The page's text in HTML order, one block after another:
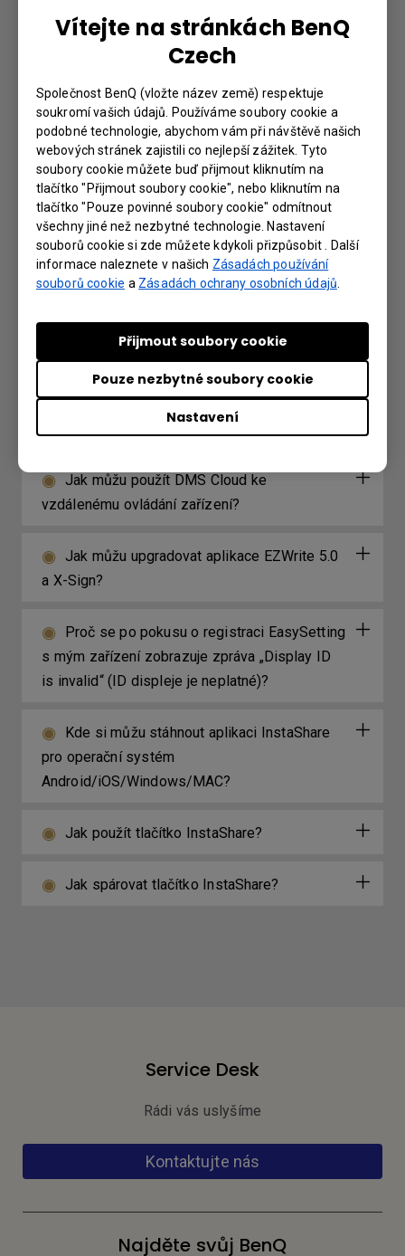
Vítejte na stránkách BenQ
Czech
Společnost BenQ (vložte název země) respektuje
soukromí vašich údajů. Používáme soubory cookie a
podobné technologie, abychom vám při návštěvě našich
webových stránek zajistili co nejlepší zážitek. Tyto
soubory cookie můžete buď přijmout kliknutím na
tlačítko "Přijmout soubory cookie", nebo kliknutím na
tlačítko "Pouze povinné soubory cookie" odmítnout
všechny jiné než nezbytné technologie. Nastavení
souborů cookie si zde můžete kdykoli přizpůsobit . Další
informace naleznete v našich Zásadách používání
souborů cookie a Zásadách ochrany osobních údajů
Nastavení
Pouze nezbytné soubory cookie
Přijmout soubory cookie
Further Query
Proč se na zařízení nezobrazuje „Display
ID“ (ID displeje)?
Jaký je rozdíl mezi DMS Cloud a DMS
Local?
Jaké možnosti/funkce je možné ovládat
pomocí DMS Local?
Jak můžu přidat zařízení pomocí
jedinečného ID pro DMS Cloud?
Jak můžu přidat zařízení pomocí QR kódu
Jak můžu použít DMS Cloud ke
vzdálenému ovládání zařízení?
Jak můžu upgradovat aplikace EZWrite 5.0
a X-Sign?
Proč se po pokusu o registraci EasySetting
s mým zařízení zobrazuje zpráva „Display ID
is invalid“ (ID displeje je neplatné)?
Kde si můžu stáhnout aplikaci InstaShare
pro operační systém
Android/iOS/Windows/MAC?
Jak použít tlačítko InstaShare?
Jak spárovat tlačítko InstaShare?
Service Desk
Rádi vás uslyšíme
Kontaktujte nás
Najděte svůj BenQ